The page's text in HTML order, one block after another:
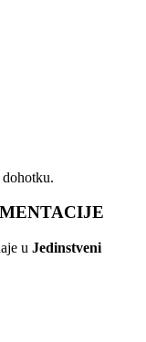
dohotku.
u Jedinstveni